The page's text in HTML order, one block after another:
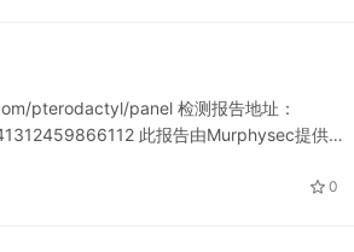
pterodactyl/panel 检测报告地址：
此报告由Murphysec提供…
0